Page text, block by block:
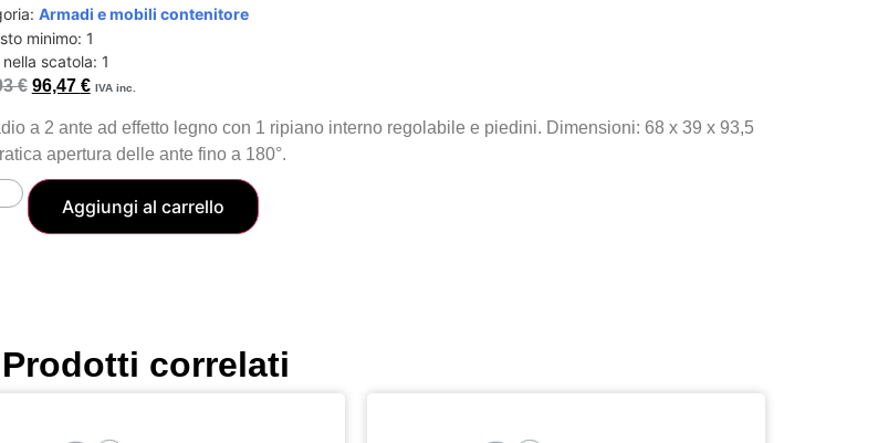
Armadi e mobili contenitore
minimo: 1
scatola: 1
€ 96,47 € IVA inc.
a 2 ante ad effetto legno con 1 ripiano interno regolabile e piedini. Dimensioni: 68 x 39 x 93,5
apertura delle ante fino a 180°.
Aggiungi al carrello
Prodotti correlati